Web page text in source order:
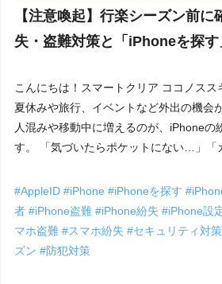
【注意喚起】行楽シーズン前
失・盗難対策と「iPhoneを探
こんにちは！スマートクリア ココノスス
夏休みや旅行、イベントなど外出の機会
人混みや移動中に増えるのが、iPhoneの
す。 「気づいたらポケットにない…」
#AppleID#iPhone#iPhoneを探す
者#iPhone盗難#iPhone紛失#iPhone設
マホ盗難#スマホ紛失#セキュリティ対
ズン#防犯対策